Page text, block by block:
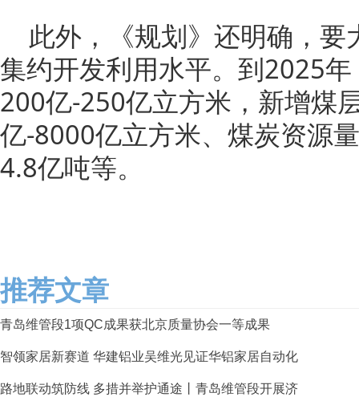
此外，《规划》还明确，
集约开发利用水平。到2025
200亿-250亿立方米，新增煤
亿-8000亿立方米、煤炭资源
4.8亿吨等。
推荐文章
青岛维管段1项QC成果获北京质量协会一等成果
智领家居新赛道 华建铝业吴维光见证华铝家居自动化
路地联动筑防线 多措并举护通途丨青岛维管段开展济